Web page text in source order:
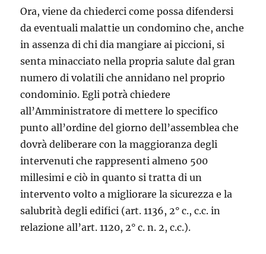
Ora, viene da chiederci come possa difendersi
da eventuali malattie un condomino che, anche
in assenza di chi dia mangiare ai piccioni, si
senta minacciato nella propria salute dal gran
numero di volatili che annidano nel proprio
condominio. Egli potrà chiedere
all’Amministratore di mettere lo specifico
punto all’ordine del giorno dell’assemblea che
dovrà deliberare con la maggioranza degli
intervenuti che rappresenti almeno 500
millesimi e ciò in quanto si tratta di un
intervento volto a migliorare la sicurezza e la
salubrità degli edifici (art. 1136, 2° c., c.c. in
relazione all’art. 1120, 2° c. n. 2, c.c.).